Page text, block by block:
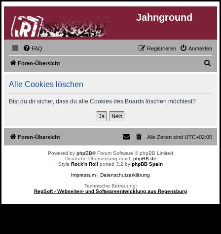
Jahnground
FAQ Anmelden
Registrieren
Foren-Übersicht
Alle Cookies löschen
Bist du dir sicher, dass du alle Cookies des Boards löschen möchtest?
Foren-Übersicht Alle Zeiten sind UTC+02:00
Powered by phpBB® Forum Software © phpBB Limited
Deutsche Übersetzung durch phpBB.de
Style Rock'n Roll ported 3.2 by phpBB Spain
Impressum | Datenschutzerklärung
Technische Betreuung:
RegSoft - Webseiten- und Softwareentwicklung aus Regensburg